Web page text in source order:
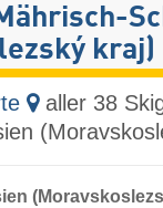
kraj)
aller 38